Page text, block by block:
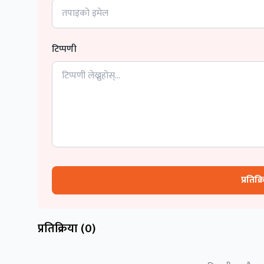
टिप्पणी
प्रतिक्रिया (0)